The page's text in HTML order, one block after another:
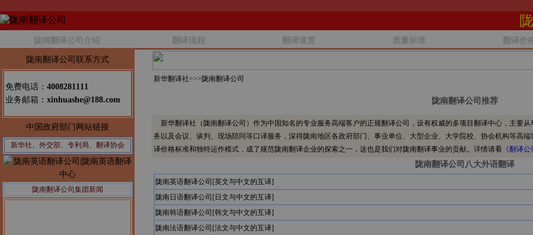
陇南翻译公司介绍 翻译流程 翻译速度 质量标准 翻译价
陇南翻译公司联系方式
免费电话： 4008281111
业务邮箱： xinhuashe@188.com
中国政府部门网站链接
新华社、外交部、专利局、翻译协会
陇南翻译公司集团新闻
新华翻译社>>> 陇南翻译公司
陇南翻译公司推荐
新华翻译社（陇南翻译公司）作为中国知名的专业服务高端客户的正规翻译公司，设有权威的多项目翻译中心，主要
务以及会议、谈判、现场陪同等口译服务，深得陇南地区各政府部门、事业单位、大型企业、大学院校、协会机构等高
译价格标准和独特运作模式，成了规范陇南翻译企业的探索之一，这也是我们对陇南翻译事业的贡献。详情请看 《翻译公
陇南翻译公司八大外语翻译
陇南英语翻译公司[英文与中文的互译]
陇南日语翻译公司[日文与中文的互译]
陇南韩语翻译公司[韩文与中文的互译]
陇南法语翻译公司[法文与中文的互译]